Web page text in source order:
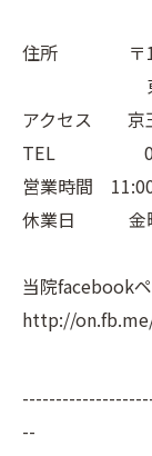
住所 〒
東京都調
アクセス 京
TEL 03-
営業時間
休業日 金
当院facebook
http://
--